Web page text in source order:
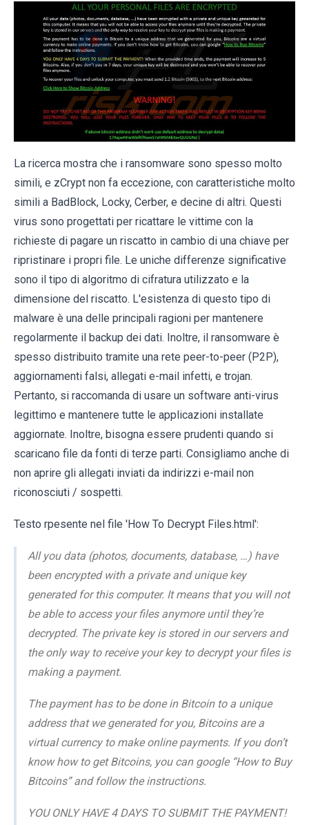
La ricerca mostra che i ransomware sono spesso molto
simili, e zCrypt non fa eccezione, con caratteristiche molto
simili a BadBlock, Locky, Cerber, e decine di altri. Questi
virus sono progettati per ricattare le vittime con la
richieste di pagare un riscatto in cambio di una chiave per
ripristinare i propri file. Le uniche differenze significative
sono il tipo di algoritmo di cifratura utilizzato e la
dimensione del riscatto. L'esistenza di questo tipo di
malware è una delle principali ragioni per mantenere
regolarmente il backup dei dati. Inoltre, il ransomware è
spesso distribuito tramite una rete peer-to-peer (P2P),
aggiornamenti falsi, allegati e-mail infetti, e trojan.
Pertanto, si raccomanda di usare un software anti-virus
legittimo e mantenere tutte le applicazioni installate
aggiornate. Inoltre, bisogna essere prudenti quando si
scaricano file da fonti di terze parti. Consigliamo anche di
non aprire gli allegati inviati da indirizzi e-mail non
riconosciuti / sospetti.
Testo rpesente nel file 'How To Decrypt Files.html':
All you data (photos, documents, database, …) have
been encrypted with a private and unique key
generated for this computer. It means that you will not
be able to access your files anymore until they’re
decrypted. The private key is stored in our servers and
the only way to receive your key to decrypt your files is
making a payment.
The payment has to be done in Bitcoin to a unique
address that we generated for you, Bitcoins are a
virtual currency to make online payments. If you don’t
know how to get Bitcoins, you can google “How to Buy
Bitcoins” and follow the instructions.
YOU ONLY HAVE 4 DAYS TO SUBMIT THE PAYMENT!